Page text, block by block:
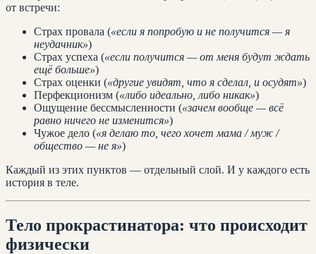
от встречи:
Страх провала («если я попробую и не получится — я
неудачник»)
Страх успеха («если получится — от меня будут ждать
ещё больше»)
Страх оценки («другие увидят, что я сделал, и осудят»)
Перфекционизм («либо идеально, либо никак»)
Ощущение бессмысленности («зачем вообще — всё
равно ничего не изменится»)
Чужое дело («я делаю то, чего хочет мама / муж /
общество — не я»)
Каждый из этих пунктов — отдельный слой. И у каждого есть
история в теле.
Тело прокрастинатора: что происходит
физически